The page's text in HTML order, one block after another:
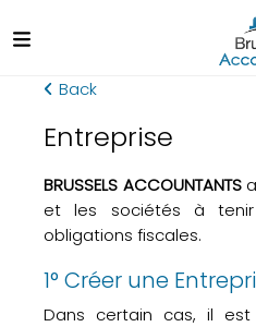
Back
Entreprise
BRUSSELS ACCOUNTANTS
et les sociétés à
obligations fiscales.
1° Créer une
Dans certain cas, il